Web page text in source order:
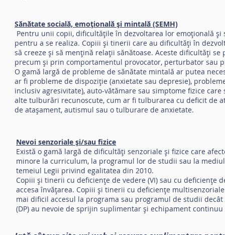
Sănătate socială, emoțională și mintală (SEMH)
Pentru unii copii, dificultățile în dezvoltarea lor emoțională
pentru a se realiza. Copiii și tinerii care au dificultăți în
să creeze și să mențină relații sănătoase. Aceste dificultăți
precum și prin comportamentul provocator, perturbator sau
O gamă largă de probleme de sănătate mintală ar putea
ar fi probleme de dispoziție (anxietate sau depresie),
inclusiv agresivitate), auto-vătămare sau simptome fizice
alte tulburări recunoscute, cum ar fi tulburarea cu deficit de
de atașament, autismul sau o tulburare de anxietate.
Nevoi senzoriale și/sau fizice
Există o gamă largă de dificultăți senzoriale și fizice care
minore la curriculum, la programul lor de studii sau la
temeiul Legii privind egalitatea din 2010.
Copiii și tinerii cu deficiențe de vedere (VI) sau cu deficiențe
accesa învățarea. Copiii și tinerii cu deficiențe
mai dificil accesul la programa sau programul de studii
(DP) au nevoie de sprijin suplimentar și echipament